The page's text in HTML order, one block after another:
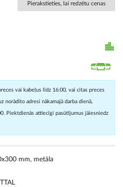
Pierakstieties, lai redzētu cenas
vai kabeļus līdz 16:00, vai citas preces
norādīto adresi nākamajā darba dienā,
Piektdienās attiecīgi pasūtījumus jāiesniedz
mm, metāla